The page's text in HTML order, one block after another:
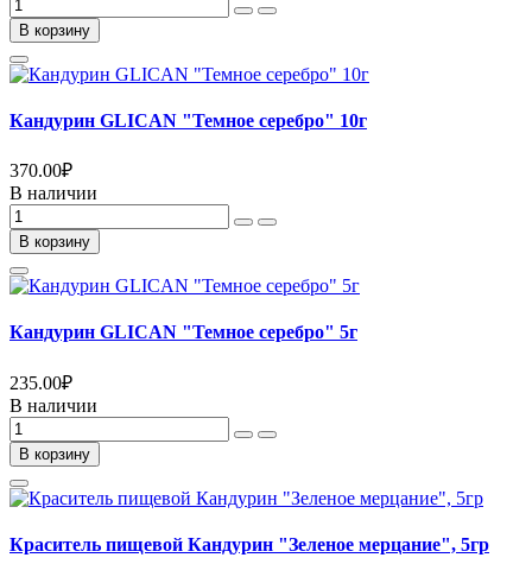
В корзину
Кандурин GLICAN "Темное серебро" 10г
370.00₽
В наличии
В корзину
Кандурин GLICAN "Темное серебро" 5г
235.00₽
В наличии
В корзину
Краситель пищевой Кандурин "Зеленое мерцание", 5гр